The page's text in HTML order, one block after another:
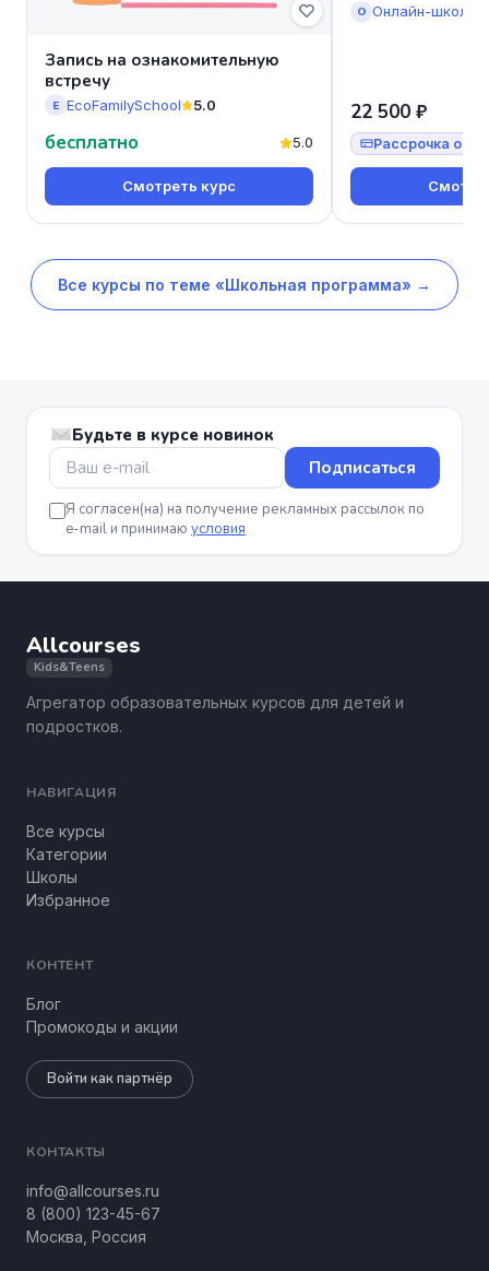
Запись на ознакомительную
встречу
E EcoFamilySchool 5.0
бесплатно 5.0
Смотреть курс
О Онлайн-школа
22 500 ₽
Рассрочка от
Все курсы по теме «Школьная программа» →
Будьте в курсе новинок
Подписаться
Я согласен(на) на получение рекламных рассылок по
e-mail и принимаю условия
Allcourses
Kids&Teens
Агрегатор образовательных курсов для детей и
подростков.
НАВИГАЦИЯ
Все курсы
Категории
Школы
Избранное
КОНТЕНТ
Блог
Промокоды и акции
Войти как партнёр
КОНТАКТЫ
info@allcourses.ru
8 (800) 123-45-67
Москва, Россия